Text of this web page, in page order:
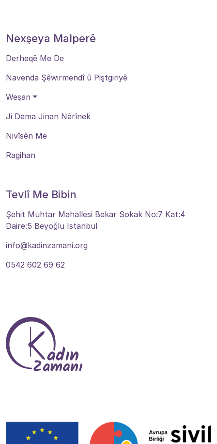
Nexşeya Malperê
Derheqê Me De
Navenda Şêwirmendî û Piştgiriyê
Weşan
Ji Dema Jinan Nêrînek
Nivîsên Me
Ragihan
Tevlî Me Bibin
Şehit Muhtar Mahallesi Bekar Sokak No:7 Kat:4
Daire:5 Beyoğlu İstanbul
info@kadinzamani.org
0542 602 69 62